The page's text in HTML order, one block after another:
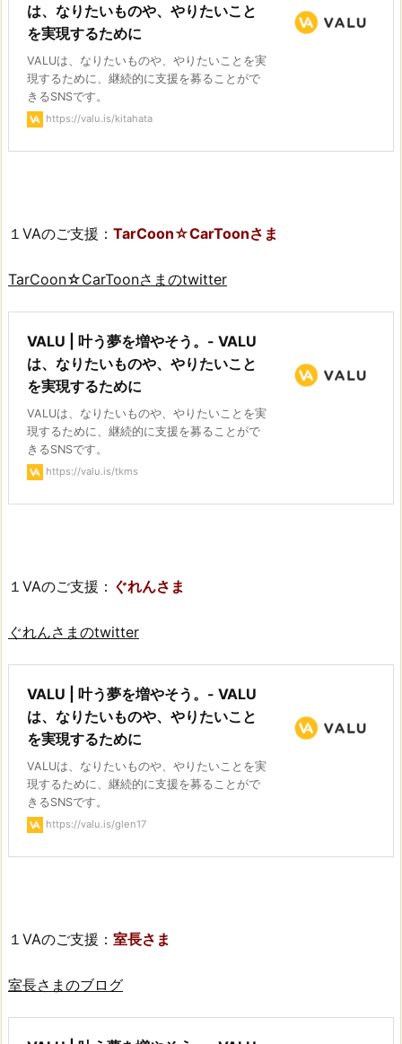
は、なりたいものや、やりたいこと
を実現するために
VALUは、なりたいものや、やりたいことを実
現するために、継続的に支援を募ることがで
きるSNSです。
https://valu.is/kitahata
１VAのご支援： TarCoon☆CarToonさま
TarCoon☆CarToonさまのtwitter
VALU | 叶う夢を増やそう。- VALU
は、なりたいものや、やりたいこと
を実現するために
VALUは、なりたいものや、やりたいことを実
現するために、継続的に支援を募ることがで
きるSNSです。
https://valu.is/tkms
１VAのご支援： ぐれんさま
ぐれんさまのtwitter
VALU | 叶う夢を増やそう。- VALU
は、なりたいものや、やりたいこと
を実現するために
VALUは、なりたいものや、やりたいことを実
現するために、継続的に支援を募ることがで
きるSNSです。
https://valu.is/glen17
１VAのご支援： 室長さま
室長さまのブログ